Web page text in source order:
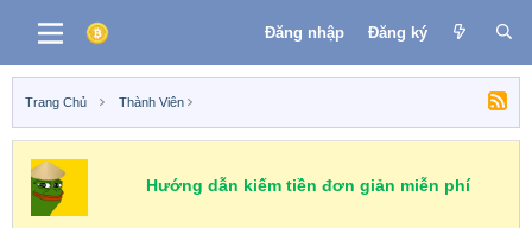
Đăng nhập Đăng ký
Trang Chủ Thành Viên
Hướng dẫn kiếm tiền đơn giản miễn phí